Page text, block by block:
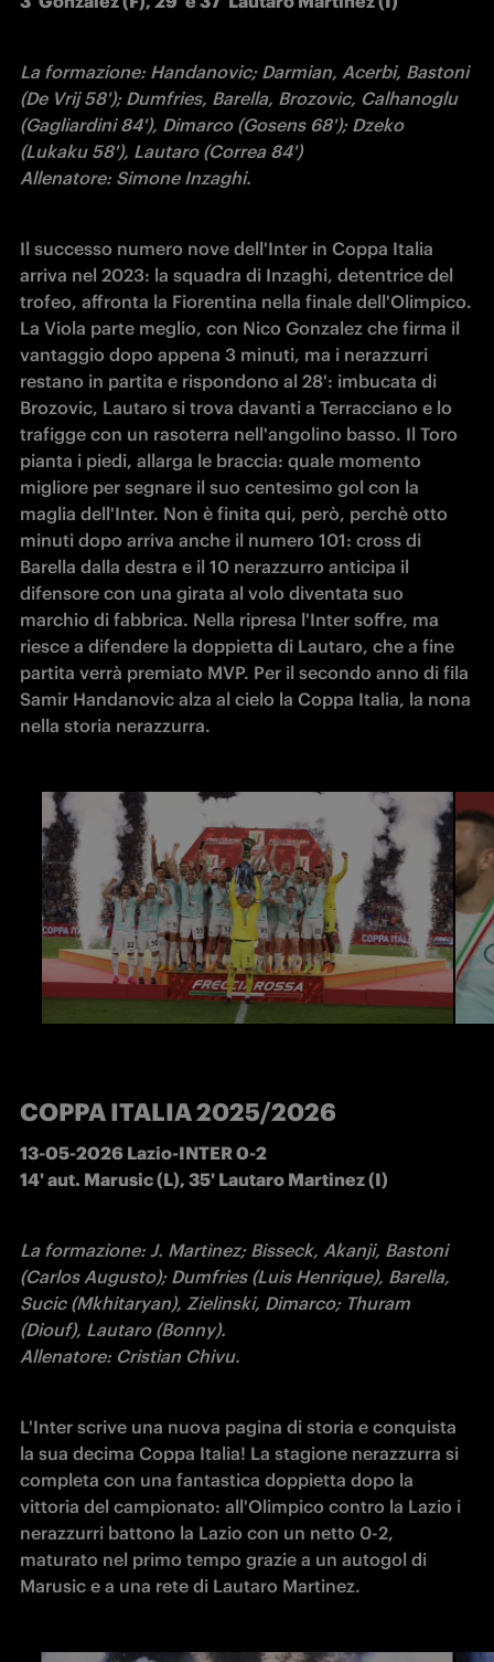
La formazione: Handanovic; Darmian, Acerbi, Bastoni
(De Vrij 58'); Dumfries, Barella, Brozovic, Calhanoglu
(Gagliardini 84'), Dimarco (Gosens 68'); Dzeko
(Lukaku 58'), Lautaro (Correa 84')
Allenatore: Simone Inzaghi.
Il successo numero nove dell'Inter in Coppa Italia
arriva nel 2023: la squadra di Inzaghi, detentrice del
trofeo, affronta la Fiorentina nella finale dell'Olimpico.
La Viola parte meglio, con Nico Gonzalez che firma il
vantaggio dopo appena 3 minuti, ma i nerazzurri
restano in partita e rispondono al 28': imbucata di
Brozovic, Lautaro si trova davanti a Terracciano e lo
trafigge con un rasoterra nell'angolino basso. Il Toro
pianta i piedi, allarga le braccia: quale momento
migliore per segnare il suo centesimo gol con la
maglia dell'Inter. Non è finita qui, però, perchè otto
minuti dopo arriva anche il numero 101: cross di
Barella dalla destra e il 10 nerazzurro anticipa il
difensore con una girata al volo diventata suo
marchio di fabbrica. Nella ripresa l'Inter soffre, ma
riesce a difendere la doppietta di Lautaro, che a fine
partita verrà premiato MVP. Per il secondo anno di fila
Samir Handanovic alza al cielo la Coppa Italia, la nona
nella storia nerazzurra.
COPPA ITALIA 2025/2026
13-05-2026 Lazio-INTER 0-2
14' aut. Marusic (L), 35' Lautaro Martinez (I)
La formazione: J. Martinez; Bisseck, Akanji, Bastoni
(Carlos Augusto); Dumfries (Luis Henrique), Barella,
Sucic (Mkhitaryan), Zielinski, Dimarco; Thuram
(Diouf), Lautaro (Bonny).
Allenatore: Cristian Chivu.
L'Inter scrive una nuova pagina di storia e conquista
la sua decima Coppa Italia! La stagione nerazzurra si
completa con una fantastica doppietta dopo la
vittoria del campionato: all'Olimpico contro la Lazio i
nerazzurri battono la Lazio con un netto 0-2,
maturato nel primo tempo grazie a un autogol di
Marusic e a una rete di Lautaro Martinez.